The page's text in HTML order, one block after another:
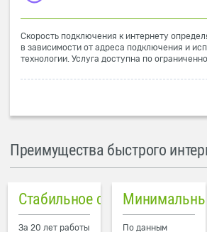
Скорость подключения к интернету
в зависимости от адреса подключения и
технологии. Услуга доступна по
Преимущества быстрого
Стабильное соединение
За 20 лет работы По данным